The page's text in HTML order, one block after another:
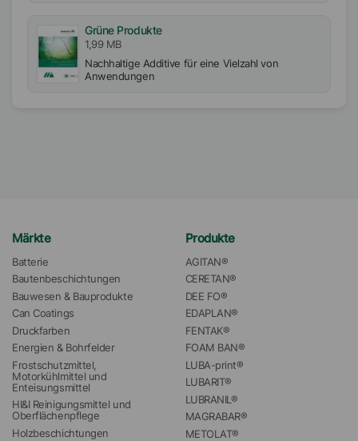
Grüne Produkte
1,99 MB
Nachhaltige Additive für eine Vielzahl von
Anwendungen
Märkte
Batterie
Bautenbeschichtungen
Bauwesen & Bauprodukte
Can Coatings
Druckfarben
Energien & Bohrfelder
Frostschutzmittel,
Motorkühlmittel und
Enteisungsmittel
HI&I Reinigungsmittel und
Oberflächenpflege
Holzbeschichtungen
Produkte
AGITAN®
CERETAN®
DEE FO®
EDAPLAN®
FENTAK®
FOAM BAN®
LUBA-print®
LUBARIT®
LUBRANIL®
MAGRABAR®
METOLAT®